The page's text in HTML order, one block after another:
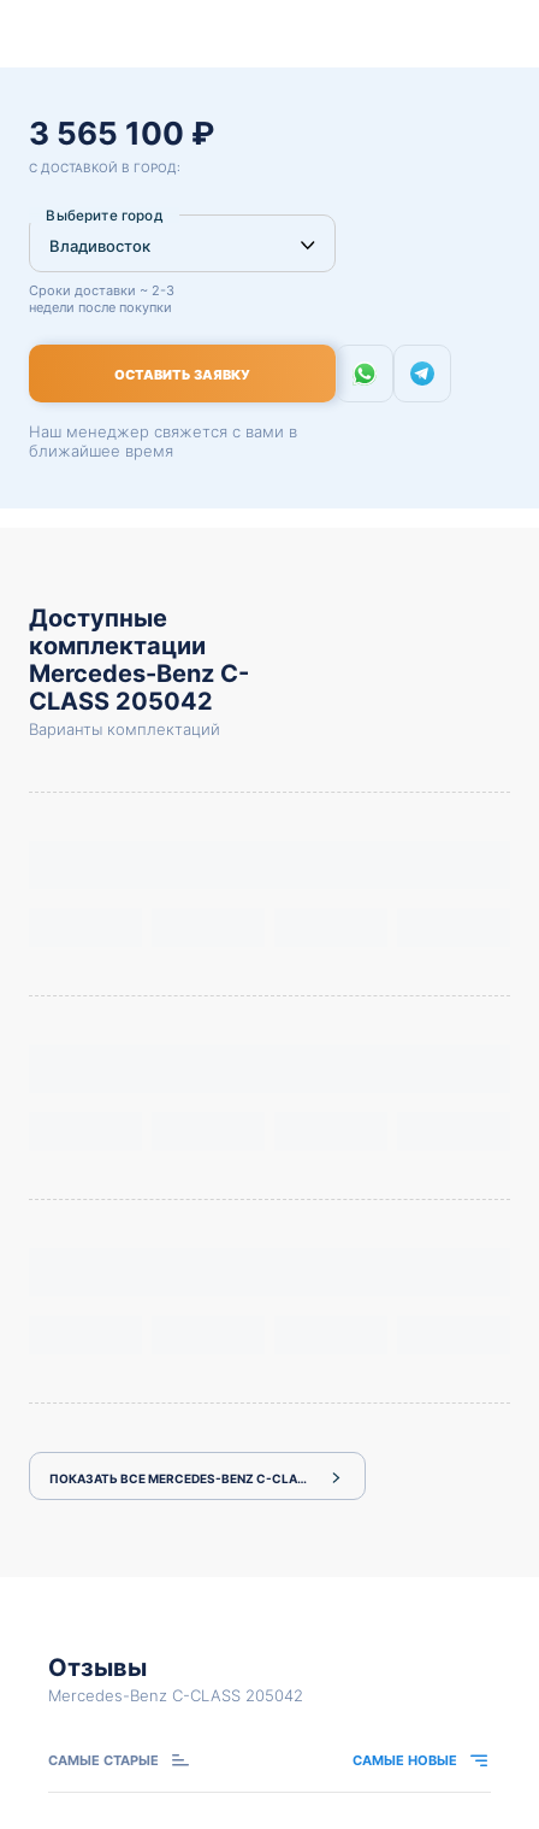
3 565 100 ₽
С ДОСТАВКОЙ В ГОРОД:
Выберите город
Сроки доставки ~ 2-3
недели после покупки
ОСТАВИТЬ ЗАЯВКУ
Наш менеджер свяжется с вами в
ближайшее время
Доступные
комплектации
Mercedes-Benz C-
CLASS 205042
Варианты комплектаций
ПОКАЗАТЬ ВСЕ MERCEDES-BENZ C-CLASS 205042
Отзывы
Mercedes-Benz C-CLASS 205042
САМЫЕ СТАРЫЕ САМЫЕ НОВЫЕ